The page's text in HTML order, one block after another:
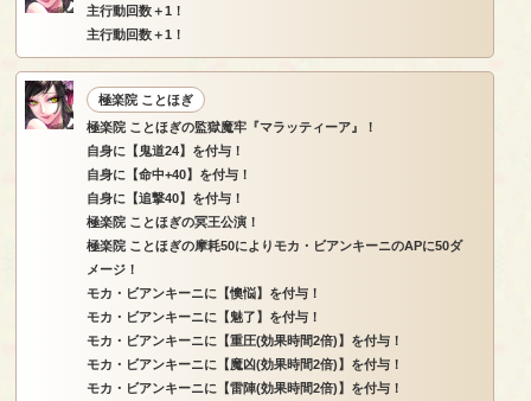
主行動回数＋1！
主行動回数＋1！
極楽院 ことほぎ
極楽院 ことほぎの監獄魔牢『マラッティーア』！
自身に【鬼道24】を付与！
自身に【命中+40】を付与！
自身に【追撃40】を付与！
極楽院 ことほぎの冥王公演！
極楽院 ことほぎの摩耗50によりモカ・ビアンキーニのAPに50ダ
メージ！
モカ・ビアンキーニに【懊悩】を付与！
モカ・ビアンキーニに【魅了】を付与！
モカ・ビアンキーニに【重圧(効果時間2倍)】を付与！
モカ・ビアンキーニに【魔凶(効果時間2倍)】を付与！
モカ・ビアンキーニに【雷陣(効果時間2倍)】を付与！